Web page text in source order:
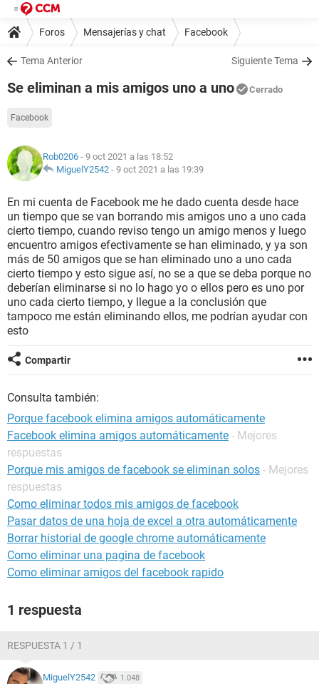
Foros Mensajerías y chat Facebook
Tema Anterior Siguiente Tema
Se eliminan a mis amigos uno a uno Cerrado
Facebook
Rob0206 - 9 oct 2021 a las 18:52
MiguelY2542 - 9 oct 2021 a las 19:39
En mi cuenta de Facebook me he dado cuenta desde hace
un tiempo que se van borrando mis amigos uno a uno cada
cierto tiempo, cuando reviso tengo un amigo menos y luego
encuentro amigos efectivamente se han eliminado, y ya son
más de 50 amigos que se han eliminado uno a uno cada
cierto tiempo y esto sigue así, no se a que se deba porque no
deberían eliminarse si no lo hago yo o ellos pero es uno por
uno cada cierto tiempo, y llegue a la conclusión que
tampoco me están eliminando ellos, me podrían ayudar con
esto
Compartir
Consulta también:
Porque facebook elimina amigos automáticamente
Facebook elimina amigos automáticamente - Mejores
respuestas
Porque mis amigos de facebook se eliminan solos - Mejores
respuestas
Como eliminar todos mis amigos de facebook
Pasar datos de una hoja de excel a otra automáticamente
Borrar historial de google chrome automáticamente
Como eliminar una pagina de facebook
Como eliminar amigos del facebook rapido
1 respuesta
RESPUESTA 1 / 1
MiguelY2542 1.048